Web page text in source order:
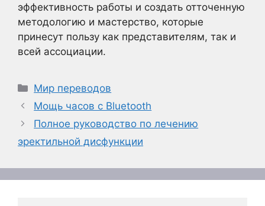
эффективность работы и создать отточенную
методологию и мастерство, которые
принесут пользу как представителям, так и
всей ассоциации.
Рубрики
Мир переводов
Мощь часов с Bluetooth
Полное руководство по лечению
эректильной дисфункции